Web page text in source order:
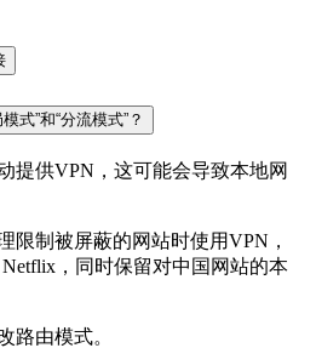
式”和“分流模式”？
提供VPN，这可能会导致本地网
限制被屏蔽的网站时使用VPN，
Netflix，同时保留对中国网站的本
路由模式。